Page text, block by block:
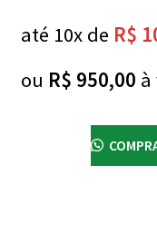
até 10x de R$
ou R$ 950,00 à